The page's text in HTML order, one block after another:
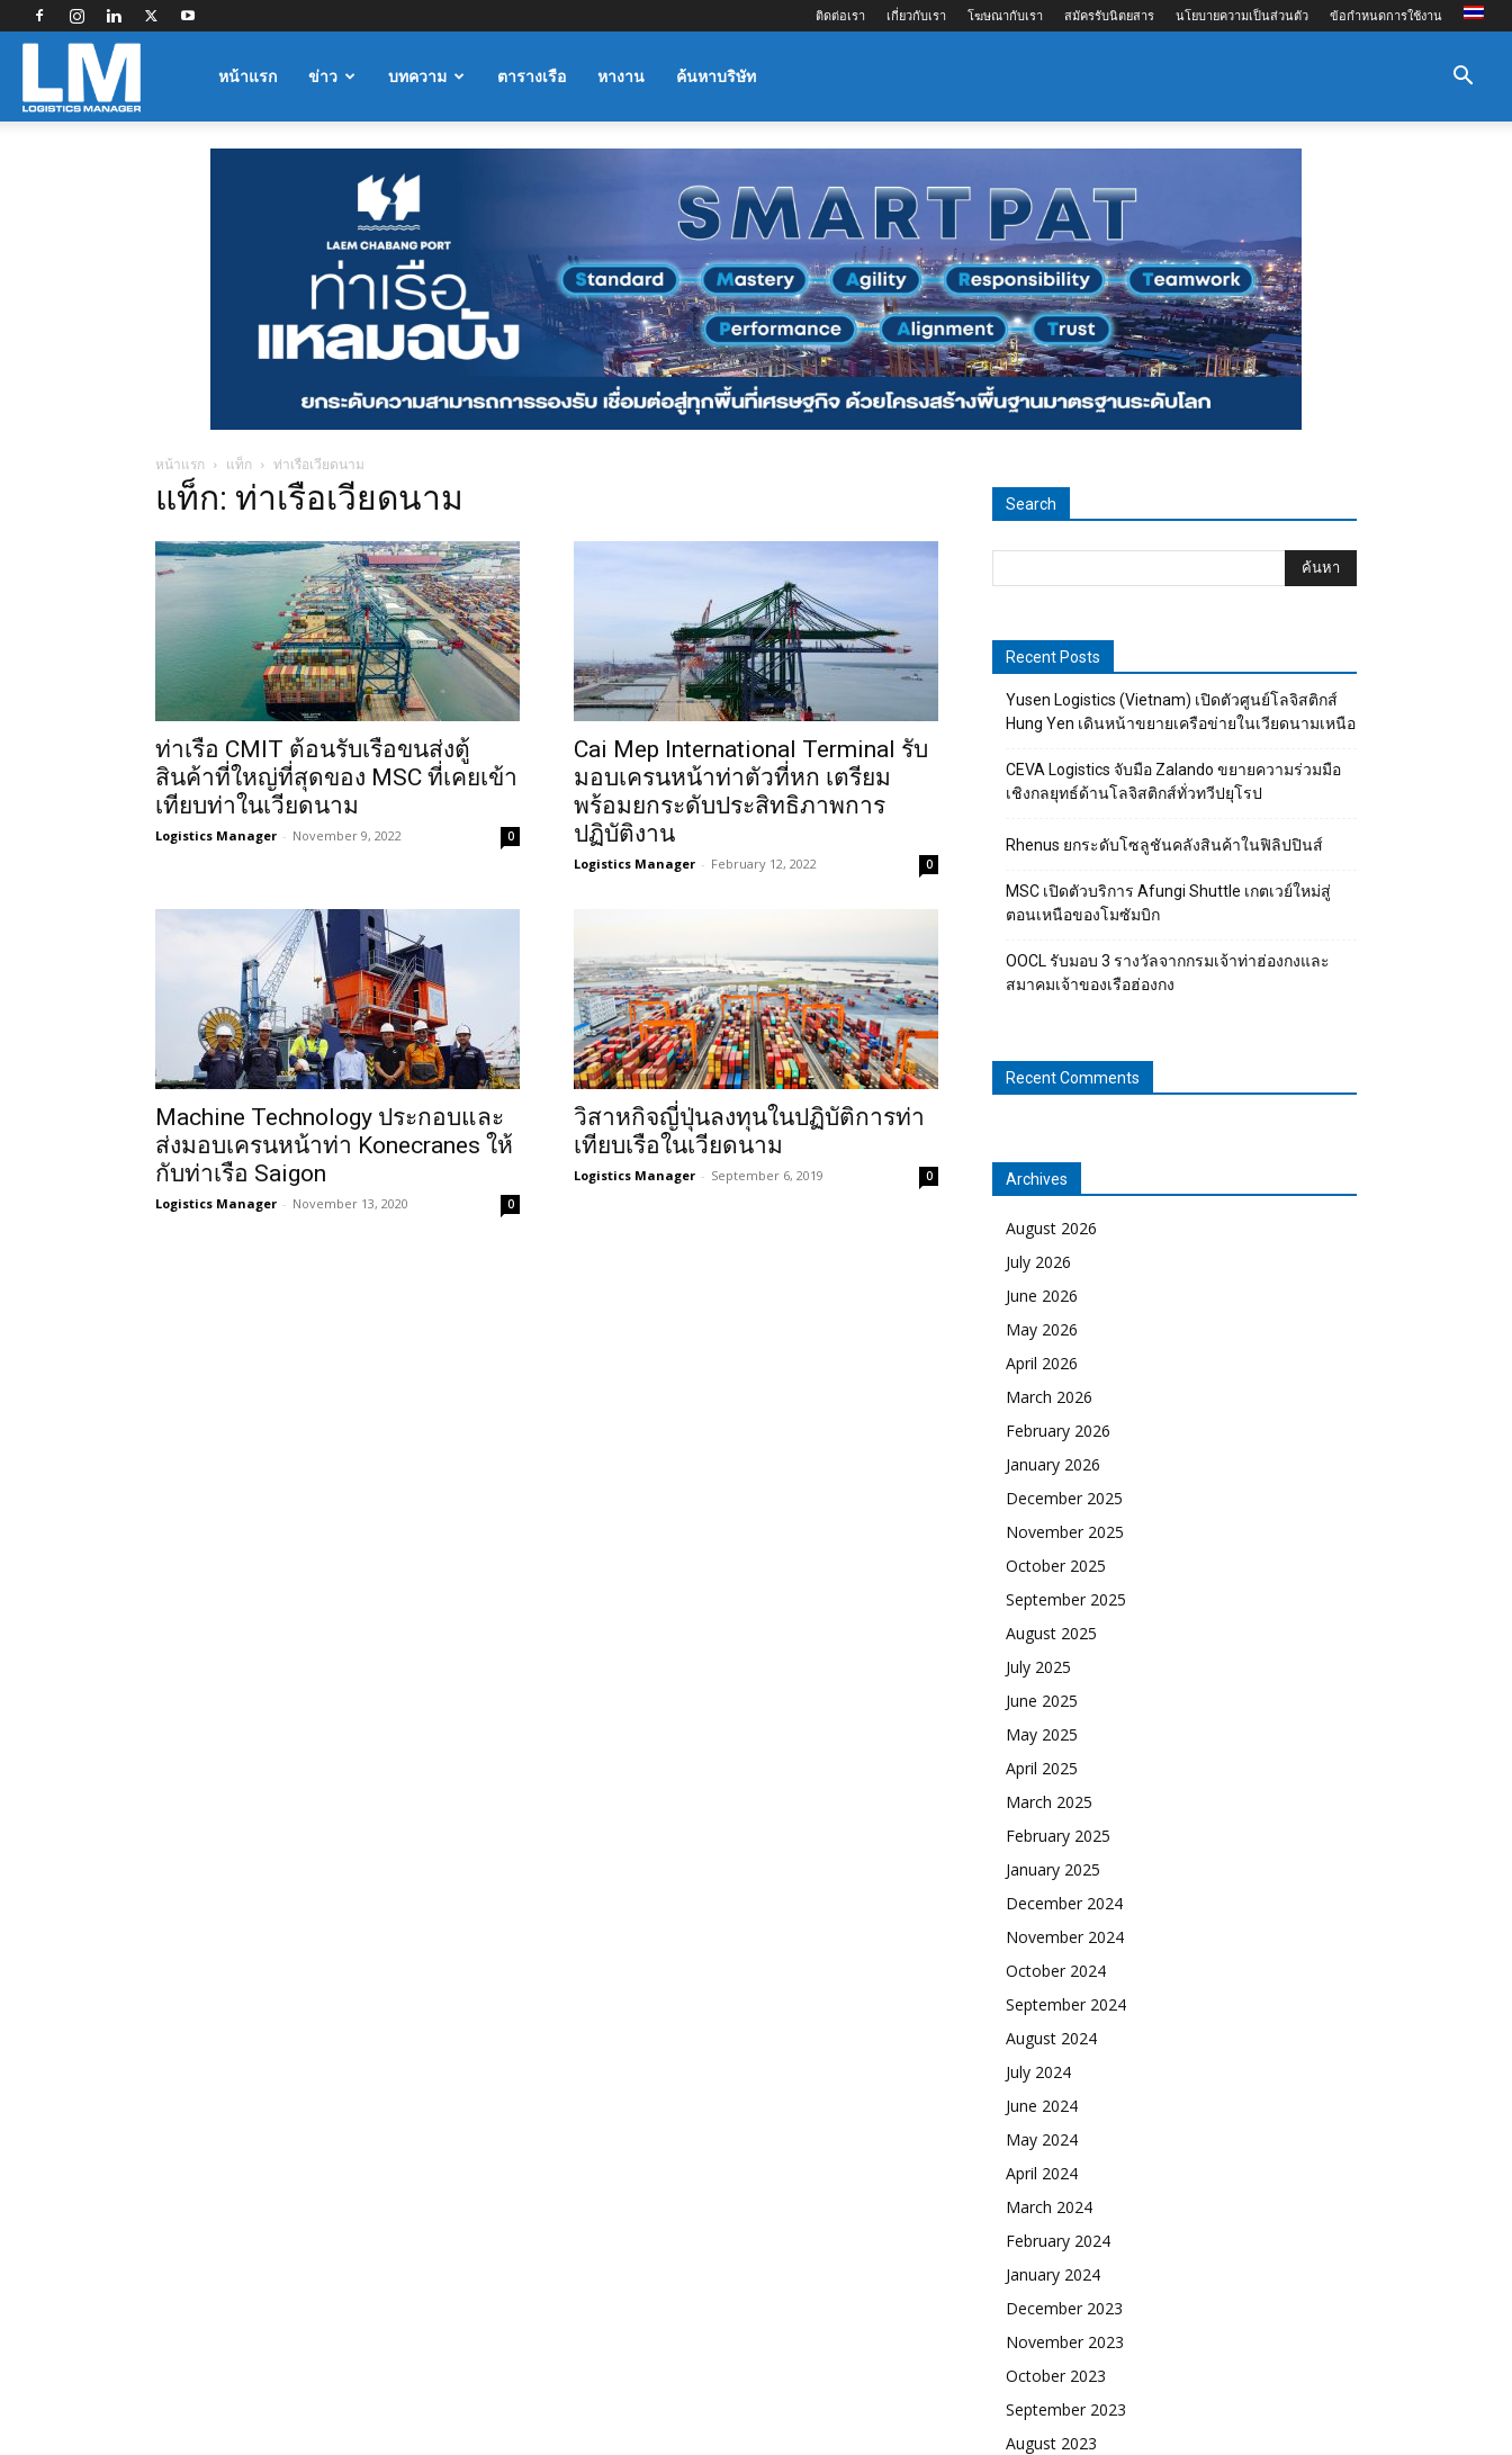
ติดต่อเรา เกี่ยวกับเรา โฆษณากับเรา สมัครรับนิตยสาร นโยบายความเป็นส่วนตัว ข้อกำหนดการใช้งาน
Logisticsหน้าแรก ข่าว บทความ ตารางเรือ หางาน ค้นหาบริษัท
หน้าแรก แท็ก ท่าเรือเวียดนาม
แท็ก: ท่าเรือเวียดนาม
ท่าเรือ CMIT ต้อนรับเรือขนส่งตู้
สินค้าที่ใหญ่ที่สุดของ MSC ที่เคยเข้า
เทียบท่าในเวียดนาม
Logistics Manager - November 9, 2022 0
Cai Mep International Terminal รับ
มอบเครนหน้าท่าตัวที่หก เตรียม
พร้อมยกระดับประสิทธิภาพการ
ปฏิบัติงาน
Logistics Manager - February 12, 2022 0
Machine Technology ประกอบและ
ส่งมอบเครนหน้าท่า Konecranes ให้
กับท่าเรือ Saigon
Logistics Manager - November 13, 2020 0
วิสาหกิจญี่ปุ่นลงทุนในปฏิบัติการท่า
เทียบเรือในเวียดนาม
Logistics Manager - September 6, 2019 0
Search
Recent Posts
Yusen Logistics (Vietnam) เปิดตัวศูนย์โลจิสติกส์
Hung Yen เดินหน้าขยายเครือข่ายในเวียดนามเหนือ
CEVA Logistics จับมือ Zalando ขยายความร่วมมือ
เชิงกลยุทธ์ด้านโลจิสติกส์ทั่วทวีปยุโรป
Rhenus ยกระดับโซลูชันคลังสินค้าในฟิลิปปินส์
MSC เปิดตัวบริการ Afungi Shuttle เกตเวย์ใหม่สู่
ตอนเหนือของโมซัมบิก
OOCL รับมอบ 3 รางวัลจากกรมเจ้าท่าฮ่องกงและ
สมาคมเจ้าของเรือฮ่องกง
Recent Comments
Archives
August 2026
July 2026
June 2026
May 2026
April 2026
March 2026
February 2026
January 2026
December 2025
November 2025
October 2025
September 2025
August 2025
July 2025
June 2025
May 2025
April 2025
March 2025
February 2025
January 2025
December 2024
November 2024
October 2024
September 2024
August 2024
July 2024
June 2024
May 2024
April 2024
March 2024
February 2024
January 2024
December 2023
November 2023
October 2023
September 2023
August 2023